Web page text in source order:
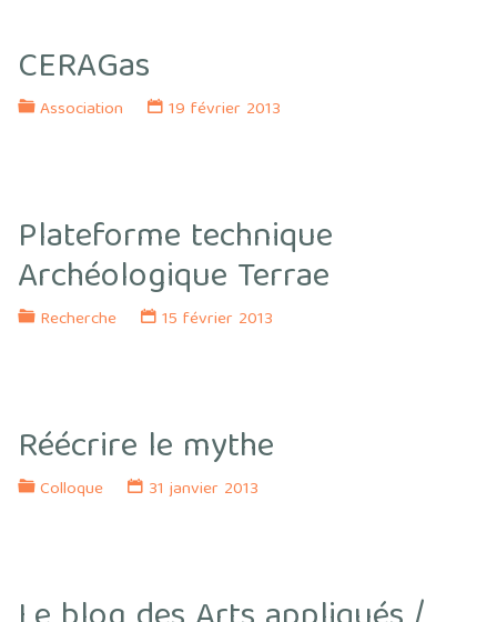
CERAGas
Association 19 février 2013
Plateforme technique
Archéologique Terrae
Recherche 15 février 2013
Réécrire le mythe
Colloque 31 janvier 2013